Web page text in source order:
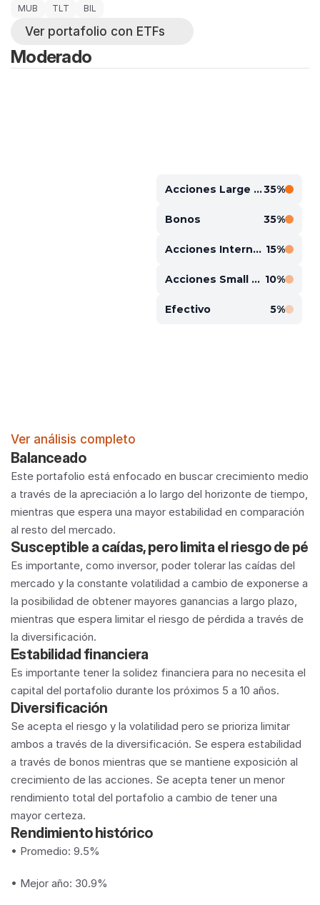
MUB TLT BIL
Ver portafolio con ETFs
Moderado
Acciones Large Cap35%
Bonos 35%
Acciones Internacionales 15%
Acciones Small Cap 10%
Efectivo 5%
Ver análisis completo
Balanceado
Este portafolio está enfocado en buscar crecimiento medio
a través de la apreciación a lo largo del horizonte de tiempo,
mientras que espera una mayor estabilidad en comparación
al resto del mercado.
Susceptible a caídas, pero limita el riesgo de
Es importante, como inversor, poder tolerar las caídas del
mercado y la constante volatilidad a cambio de exponerse a
la posibilidad de obtener mayores ganancias a largo plazo,
mientras que espera limitar el riesgo de pérdida a través de
la diversificación.
Estabilidad financiera
Es importante tener la solidez financiera para no necesita el
capital del portafolio durante los próximos 5 a 10 años.
Diversificación
Se acepta el riesgo y la volatilidad pero se prioriza limitar
ambos a través de la diversificación. Se espera estabilidad
a través de bonos mientras que se mantiene exposición al
crecimiento de las acciones. Se acepta tener un menor
rendimiento total del portafolio a cambio de tener una
mayor certeza.
Rendimiento histórico
• Promedio: 9.5%
• Mejor año: 30.9%